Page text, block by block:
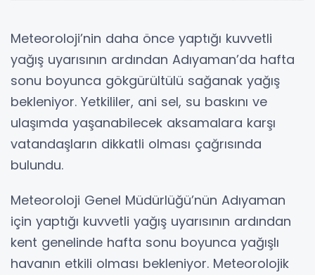
Meteoroloji’nin daha önce yaptığı kuvvetli
yağış uyarısının ardından Adıyaman’da hafta
sonu boyunca gökgürültülü sağanak yağış
bekleniyor. Yetkililer, ani sel, su baskını ve
ulaşımda yaşanabilecek aksamalara karşı
vatandaşların dikkatli olması çağrısında
bulundu.
Meteoroloji Genel Müdürlüğü’nün Adıyaman
için yaptığı kuvvetli yağış uyarısının ardından
kent genelinde hafta sonu boyunca yağışlı
havanın etkili olması bekleniyor. Meteorolojik